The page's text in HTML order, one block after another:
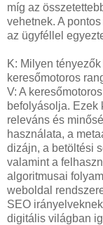
míg az
vehetnek. A
az ügyféllel
K: Milyen
keresőmotoros
V: A
befolyásolja. Ezek
releváns és
használata, a
dizájn, a betöltési
valamint a
algoritmusai
weboldal
SEO
digitális világban